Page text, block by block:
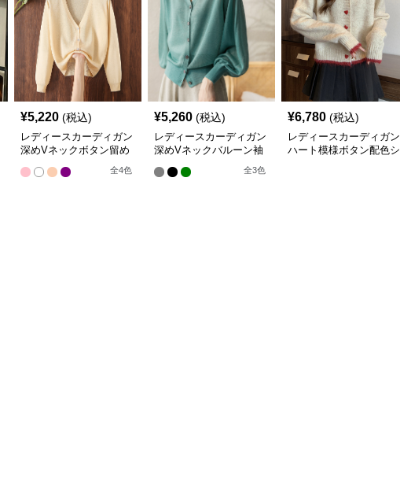
¥5,220 (税込)
レディースカーディガン
深めVネックボタン留め
ショート丈ニットカーデ
ィガン
全4色
¥5,260 (税込)
レディースカーディガン
深めVネックバルーン袖
全3色
¥6,780 (税込)
レディースカーディガン
ハート模様ボタン配色シ